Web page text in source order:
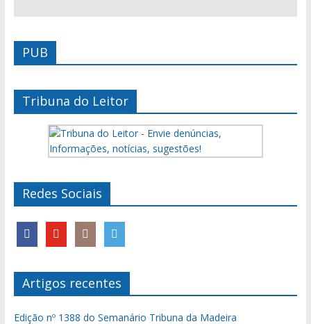
PUB
Tribuna do Leitor
Redes Sociais
Artigos recentes
Edição nº 1388 do Semanário Tribuna da Madeira